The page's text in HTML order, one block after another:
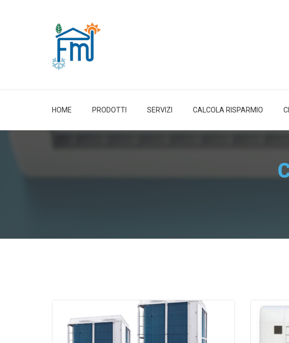
HOME PRODOTTI SERVIZI CALCOLA RISPARMIO